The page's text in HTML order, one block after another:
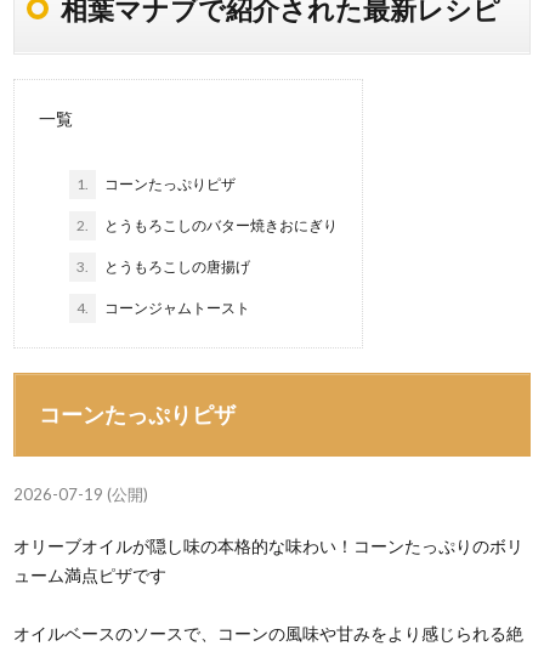
相葉マナブで紹介された最新レシピ
一覧
1. コーンたっぷりピザ
2. とうもろこしのバター焼きおにぎり
3. とうもろこしの唐揚げ
4. コーンジャムトースト
コーンたっぷりピザ
2026-07-19 (公開)
オリーブオイルが隠し味の本格的な味わい！コーンたっぷりのボリ
ューム満点ピザです
オイルベースのソースで、コーンの風味や甘みをより感じられる絶